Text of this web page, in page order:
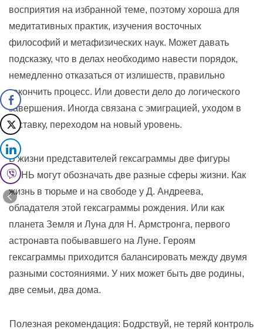
восприятия на избранной теме, поэтому хороша для
медитативных практик, изучения восточных
философий и метафизических наук. Может давать
подсказку, что в делах необходимо навести порядок,
немедленно отказаться от излишеств, правильно
закончить процесс. Или довести дело до логического
завершения. Иногда связана с эмиграцией, уходом в
отставку, переходом на новый уровень.
В жизни представителей гексаграммы две фигуры
ГЭНЬ могут обозначать две разные сферы жизни. Как
жизнь в тюрьме и на свободе у Д. Андреева,
обладателя этой гексаграммы рождения. Или как
планета Земля и Луна для Н. Армстронга, первого
астронавта побывавшего на Луне. Героям
гексаграммы приходится балансировать между двумя
разными состояниями. У них может быть две родины,
две семьи, два дома.
Полезная рекомендация: Бодрствуй, не теряй контроль